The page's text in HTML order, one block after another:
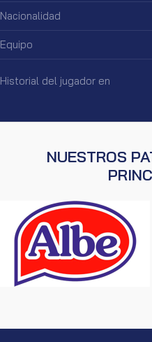
Nacionalidad
Equipo
Historial del jugador en
NUESTROS